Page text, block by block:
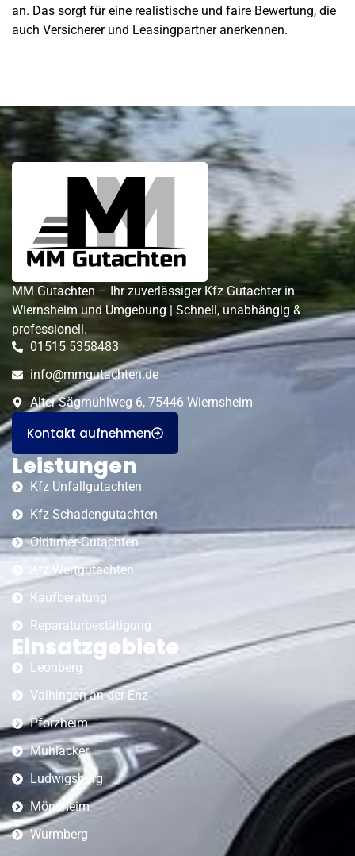
an. Das sorgt für eine realistische und faire Bewertung, die
auch Versicherer und Leasingpartner anerkennen.
MM Gutachten – Ihr zuverlässiger Kfz Gutachter in
Wiernsheim und Umgebung | Schnell, unabhängig &
professionell.
01515 5358483
info@mmgutachten.de
Alter Sägmühlweg 6, 75446 Wiernsheim
Kontakt aufnehmen
Leistungen
Kfz Unfallgutachten
Kfz Schadengutachten
Oldtimer-Gutachten
Kfz Wertgutachten
Kaufberatung
Reparaturbestätigung
Einsatzgebiete
Leonberg
Vaihingen an der Enz
Pforzheim
Mühlacker
Ludwigsburg
Mönsheim
Wurmberg